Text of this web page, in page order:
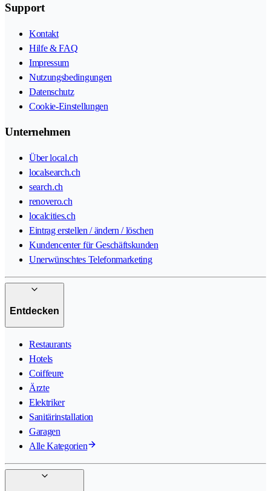
Support
Kontakt
Hilfe & FAQ
Impressum
Nutzungsbedingungen
Datenschutz
Cookie-Einstellungen
Unternehmen
Über local.ch
localsearch.ch
search.ch
renovero.ch
localcities.ch
Eintrag erstellen / ändern / löschen
Kundencenter für Geschäftskunden
Unerwünschtes Telefonmarketing
Entdecken
Restaurants
Hotels
Coiffeure
Ärzte
Elektriker
Sanitärinstallation
Garagen
Alle Kategorien